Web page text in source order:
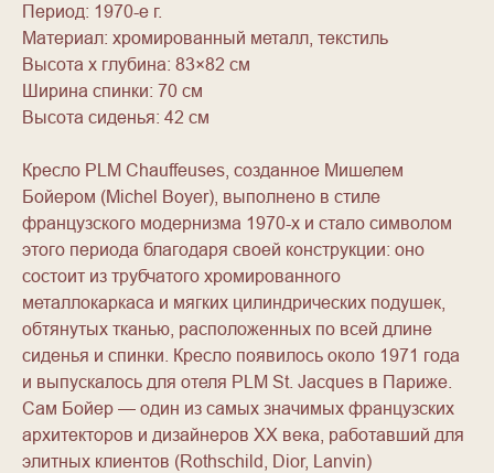
Период: 1970-е г.
Материал: хромированный металл, текстиль
Высота x глубина: 83×82 см
Ширина спинки: 70 см
Высота сиденья: 42 см
Кресло PLM Chauffeuses, созданное Мишелем
Бойером (Michel Boyer), выполнено в стиле
французского модернизма 1970-х и стало символом
этого периода благодаря своей конструкции: оно
состоит из трубчатого хромированного
металлокаркаса и мягких цилиндрических подушек,
обтянутых тканью, расположенных по всей длине
сиденья и спинки. Кресло появилось около 1971 года
и выпускалось для отеля PLM St. Jacques в Париже.
Сам Бойер — один из самых значимых французских
архитекторов и дизайнеров XX века, работавший для
элитных клиентов (Rothschild, Dior, Lanvin)